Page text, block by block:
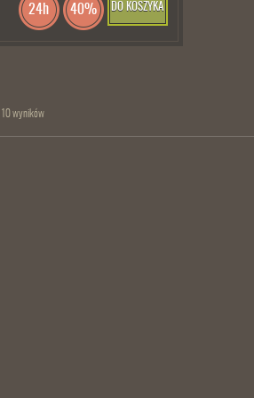
DO KOSZYKA
24h 40%
wyników